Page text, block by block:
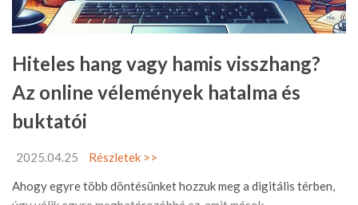
Hiteles hang vagy hamis visszhang?
Az online vélemények hatalma és
buktatói
2025.04.25
Részletek >>
Ahogy egyre több döntésünket hozzuk meg a digitális térben,